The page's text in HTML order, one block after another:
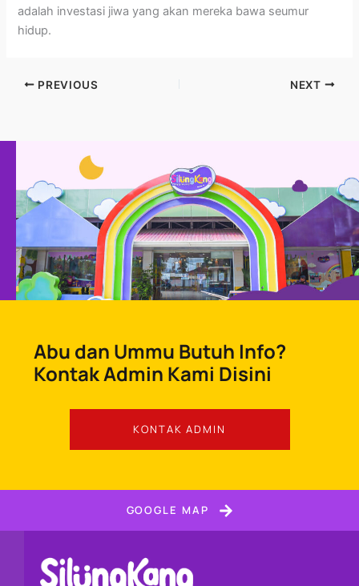
adalah investasi jiwa yang akan mereka bawa seumur
hidup.
PREVIOUS NEXT
Abu dan Ummu Butuh Info?
Kontak Admin Kami Disini
KONTAK ADMIN
GOOGLE MAP